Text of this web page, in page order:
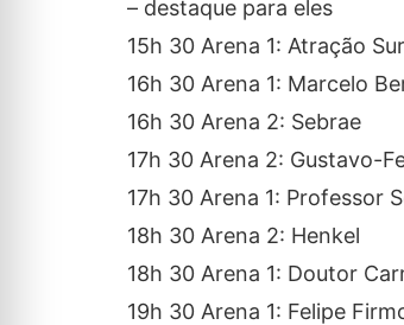
– destaque para eles
15h 30 Arena 1: Atração
16h 30 Arena 1: Marcelo
16h 30 Arena 2: Sebrae
17h 30 Arena 2: Gustavo-
17h 30 Arena 1: Professor
18h 30 Arena 2: Henkel
18h 30 Arena 1: Doutor
19h 30 Arena 1: Felipe